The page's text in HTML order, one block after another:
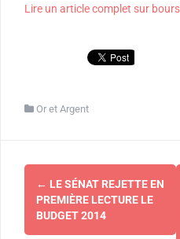
Lire un article complet sur
Or et Argent
Navigation
d'article
← LE SÉNAT REJETTE EN
PREMIÈRE LECTURE LE
BUDGET 2014